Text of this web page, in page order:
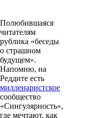
Полюбившаяся
читателям
рублика «беседы
о страшном
будущем».
Напомню, на
Реддите есть
милленаристское
сообщество
«Сингулярность»,
где мечтают, как